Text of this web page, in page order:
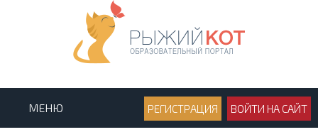
МЕНЮ РЕГИСТРАЦИЯ ВОЙТИ НА САЙТ